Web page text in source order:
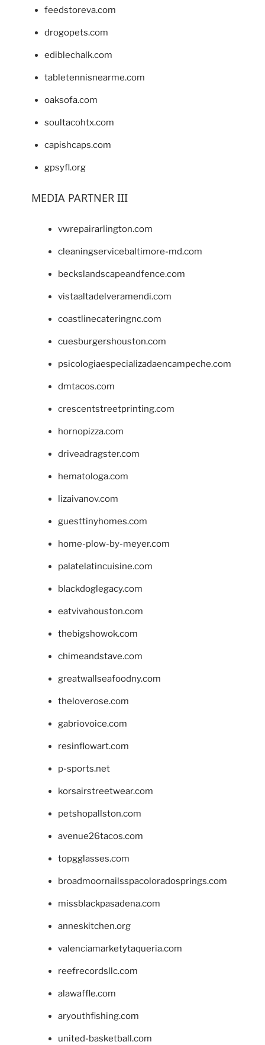
feedstoreva.com
drogopets.com
ediblechalk.com
tabletennisnearme.com
oaksofa.com
soultacohtx.com
capishcaps.com
gpsyfl.org
MEDIA PARTNER III
vwrepairarlington.com
cleaningservicebaltimore-md.com
beckslandscapeandfence.com
vistaaltadelveramendi.com
coastlinecateringnc.com
cuesburgershouston.com
psicologiaespecializadaencampeche.com
dmtacos.com
crescentstreetprinting.com
hornopizza.com
driveadragster.com
hematologa.com
lizaivanov.com
guesttinyhomes.com
home-plow-by-meyer.com
palatelatincuisine.com
blackdoglegacy.com
eatvivahouston.com
thebigshowok.com
chimeandstave.com
greatwallseafoodny.com
theloverose.com
gabriovoice.com
resinflowart.com
p-sports.net
korsairstreetwear.com
petshopallston.com
avenue26tacos.com
topgglasses.com
broadmoornailsspacoloradosprings.com
missblackpasadena.com
anneskitchen.org
valenciamarketytaqueria.com
reefrecordsllc.com
alawaffle.com
aryouthfishing.com
united-basketball.com